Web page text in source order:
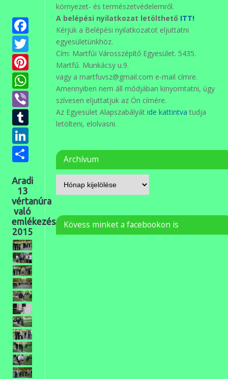
Facebook
Twitter
Pinterest
WhatsApp
Viber
Tumblr
LinkedIn
Ossza
meg
Aradi
13
vértanúra
való
emlékezés
2015
környezet- és természetvédelemről.
A belépési nyilatkozat letölthető ITT!
Kérjük a Belépési nyilatkozatot eljuttatni
egyesületünkhöz.
Cím: Martfűi Városszépítő Egyesület. 5435.
Martfű. Munkácsy u.9.
vagy a martfuvsz@gmail.com e-mail címre.
Amennyiben nem áll módjában kinyomtatni, úgy
szívesen eljuttatjuk az Ön címére.
Az Egyesület Alapszabályát ide kattintva tudja
letölteni, elolvasni.
Archívum
Kövess minket a facebookon is